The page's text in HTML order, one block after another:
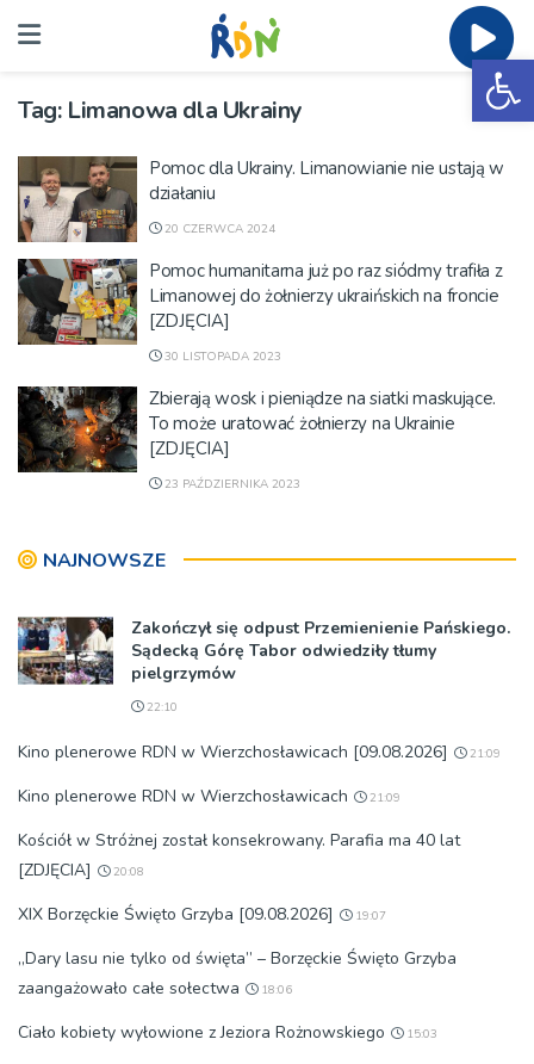
Tag: Limanowa dla Ukrainy
Pomoc dla Ukrainy. Limanowianie nie ustają w
działaniu
20 CZERWCA 2024
Pomoc humanitarna już po raz siódmy trafiła z
Limanowej do żołnierzy ukraińskich na froncie
[ZDJĘCIA]
30 LISTOPADA 2023
Zbierają wosk i pieniądze na siatki maskujące.
To może uratować żołnierzy na Ukrainie
[ZDJĘCIA]
23 PAŹDZIERNIKA 2023
NAJNOWSZE
Zakończył się odpust Przemienienie Pańskiego.
Sądecką Górę Tabor odwiedziły tłumy
pielgrzymów
22:10
Kino plenerowe RDN w Wierzchosławicach [09.08.2026] 21:09
Kino plenerowe RDN w Wierzchosławicach 21:09
Kościół w Stróżnej został konsekrowany. Parafia ma 40 lat
[ZDJĘCIA]
20:08
XIX Borzęckie Święto Grzyba [09.08.2026] 19:07
„Dary lasu nie tylko od święta” – Borzęckie Święto Grzyba
zaangażowało całe sołectwa
18:06
Ciało kobiety wyłowione z Jeziora Rożnowskiego 15:03